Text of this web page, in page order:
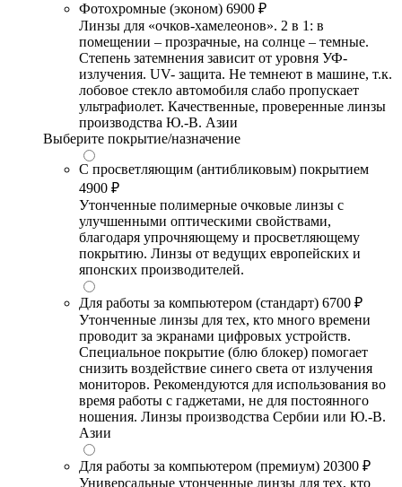
Фотохромные (эконом) 6900 ₽
Линзы для «очков-хамелеонов». 2 в 1: в
помещении – прозрачные, на солнце – темные.
Степень затемнения зависит от уровня УФ-
излучения. UV- защита. Не темнеют в машине, т.к.
лобовое стекло автомобиля слабо пропускает
ультрафиолет. Качественные, проверенные линзы
производства Ю.-В. Азии
Выберите покрытие/назначение
С просветляющим (антибликовым) покрытием
4900 ₽
Утонченные полимерные очковые линзы с
улучшенными оптическими свойствами,
благодаря упрочняющему и просветляющему
покрытию. Линзы от ведущих европейских и
японских производителей.
Для работы за компьютером (стандарт) 6700 ₽
Утонченные линзы для тех, кто много времени
проводит за экранами цифровых устройств.
Специальное покрытие (блю блокер) помогает
снизить воздействие синего света от излучения
мониторов. Рекомендуются для использования во
время работы с гаджетами, не для постоянного
ношения. Линзы производства Сербии или Ю.-В.
Азии
Для работы за компьютером (премиум) 20300 ₽
Универсальные утонченные линзы для тех, кто